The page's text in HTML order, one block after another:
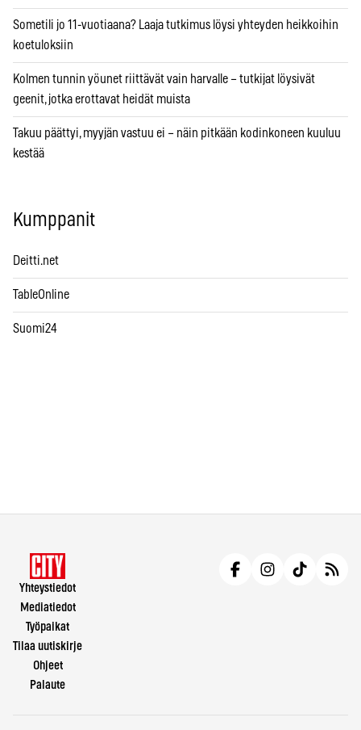
Sometili jo 11-vuotiaana? Laaja tutkimus löysi yhteyden heikkoihin
koetuloksiin
Kolmen tunnin yöunet riittävät vain harvalle – tutkijat löysivät
geenit, jotka erottavat heidät muista
Takuu päättyi, myyjän vastuu ei – näin pitkään kodinkoneen kuuluu
kestää
Kumppanit
Deitti.net
TableOnline
Suomi24
Yhteystiedot
Mediatiedot
Työpaikat
Tilaa uutiskirje
Ohjeet
Palaute